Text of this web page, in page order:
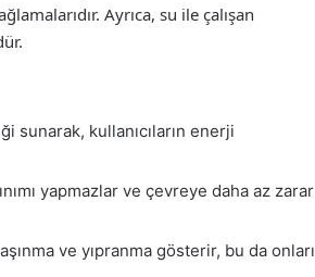
Ayrıca, su ile çalışan
sunarak, kullanıcıların enerji
yapmazlar ve çevreye daha az zarar
ve yıpranma gösterir, bu da onları